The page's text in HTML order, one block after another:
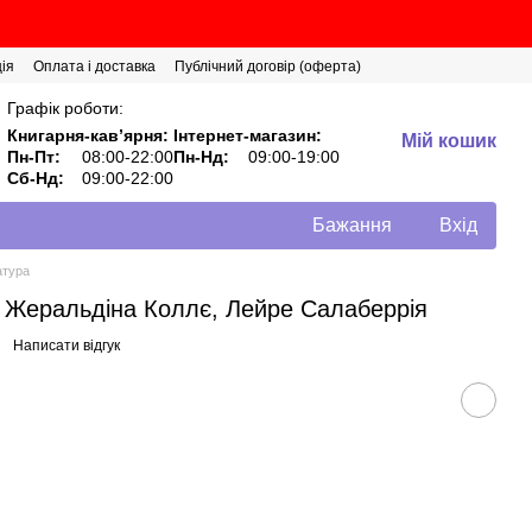
Оплата і доставка
Публічний договір (оферта)
Графік роботи:
Книгарня-кавʼярня: Інтернет-магазин:
Пн-Пт:
08:00-22:00Пн-Нд:
09:00-19:00
Сб-Нд:
09:00-22:00
Мій кошик
Бажання Вхід
Коллє, Лейре Салаберрія
Написати відгук